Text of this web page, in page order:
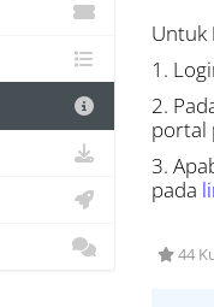
Untuk
1.
2.
portal
3.
pada
44